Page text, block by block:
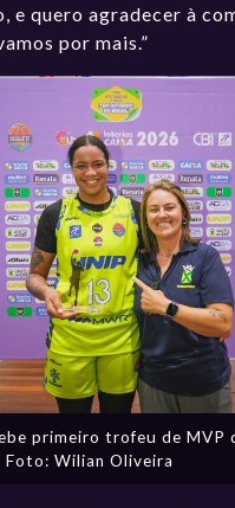
e quero agradecer à
por mais.”
primeiro trofeu de MVP
Foto: Wilian Oliveira